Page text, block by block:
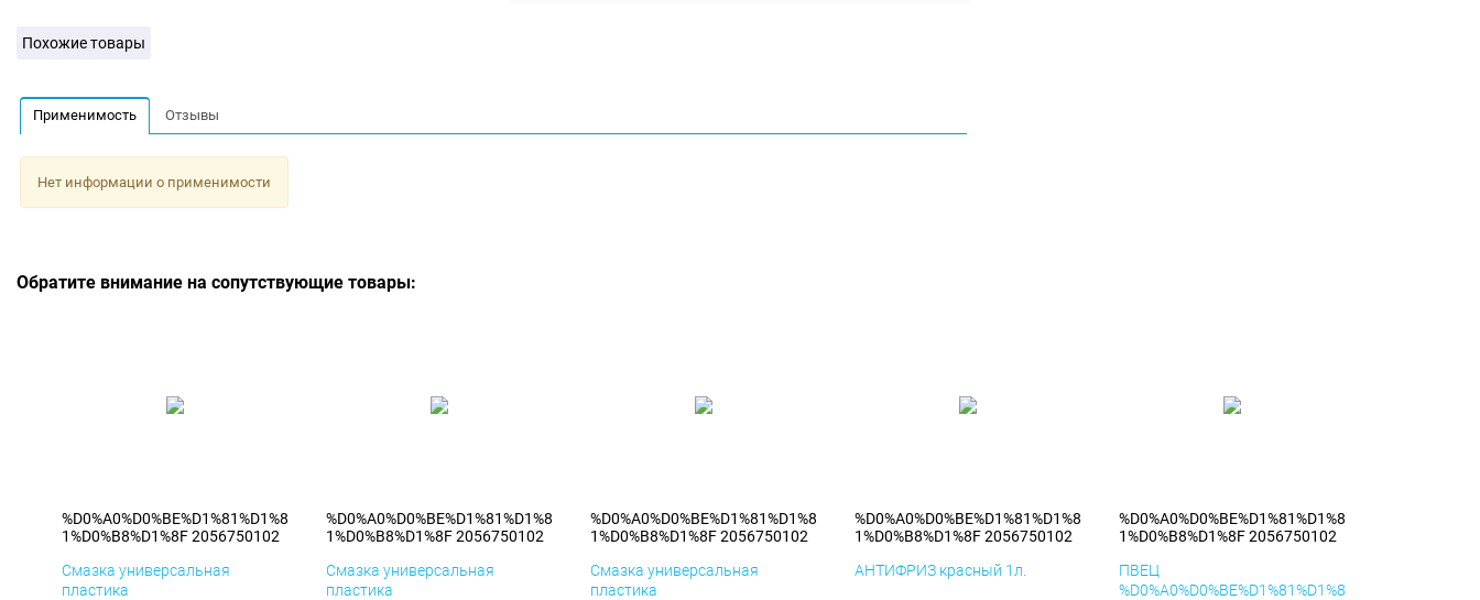
Похожие товары
Применимость Отзывы
Нет информации о применимости
Обратите внимание на сопутствующие товары:
%D0%A0%D0%BE%D1%81%D1%8
1%D0%B8%D1%8F 2056750102
Смазка универсальная
пластика
%D0%A0%D0%BE%D1%81%D1%8
1%D0%B8%D1%8F 2056750102
Смазка универсальная
пластика
%D0%A0%D0%BE%D1%81%D1%8
1%D0%B8%D1%8F 2056750102
Смазка универсальная
пластика
%D0%A0%D0%BE%D1%81%D1%8
1%D0%B8%D1%8F 2056750102
АНТИФРИЗ красный 1л.
%D0%A0%D0%BE%D1%81%D1%8
1%D0%B8%D1%8F 2056750102
ПВЕЦ
%D0%A0%D0%BE%D1%81%D1%8